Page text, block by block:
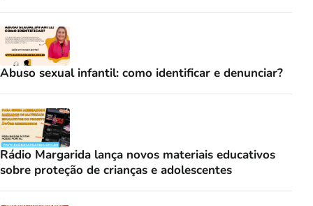
Abuso sexual infantil: como identificar e denunciar?
Rádio Margarida lança novos materiais educativos
sobre proteção de crianças e adolescentes